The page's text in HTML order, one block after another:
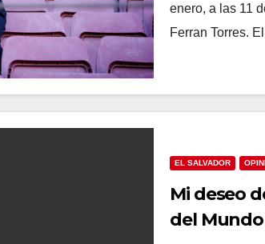
enero, a las 11
Ferran Torres.
EL SALVADOR
Mi deseo
del Mundo